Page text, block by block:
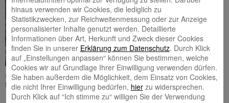
Kontos, der Beratung für eine
Geldanlage oder beim
Finanzierungs­gespräch – als
Bankkauffrau/Bankkaufmann
stehst du in direktem Kontakt mit
den Kunden. Du bist ihr
kompetenter Ansprech­partner in
allen Geldfragen und eine wichtige Vertrauens­person. Mit deinem Know-
howMehr lesen
hinaus verwenden wir Cookies, die lediglich zu
Statistikzwecken, zur Reichweitenmessung oder zur Anzeige
personalisierter Inhalte genutzt werden. Detaillierte
Informationen über Art, Herkunft und Zweck dieser Cookies
finden Sie in unserer Erklärung zum Datenschutz. Durch Klick
auf „Einstellungen anpassen“ können Sie bestimmen, welche
Cookies wir auf Grundlage Ihrer Einwilligung verwenden dürfen.
Sie haben außerdem die Möglichkeit, dem Einsatz von Cookies,
die nicht Ihrer Einwilligung bedürfen, hierzu widersprechen.
Durch Klick auf “Ich stimme zu“ willigen Sie der Verwendung